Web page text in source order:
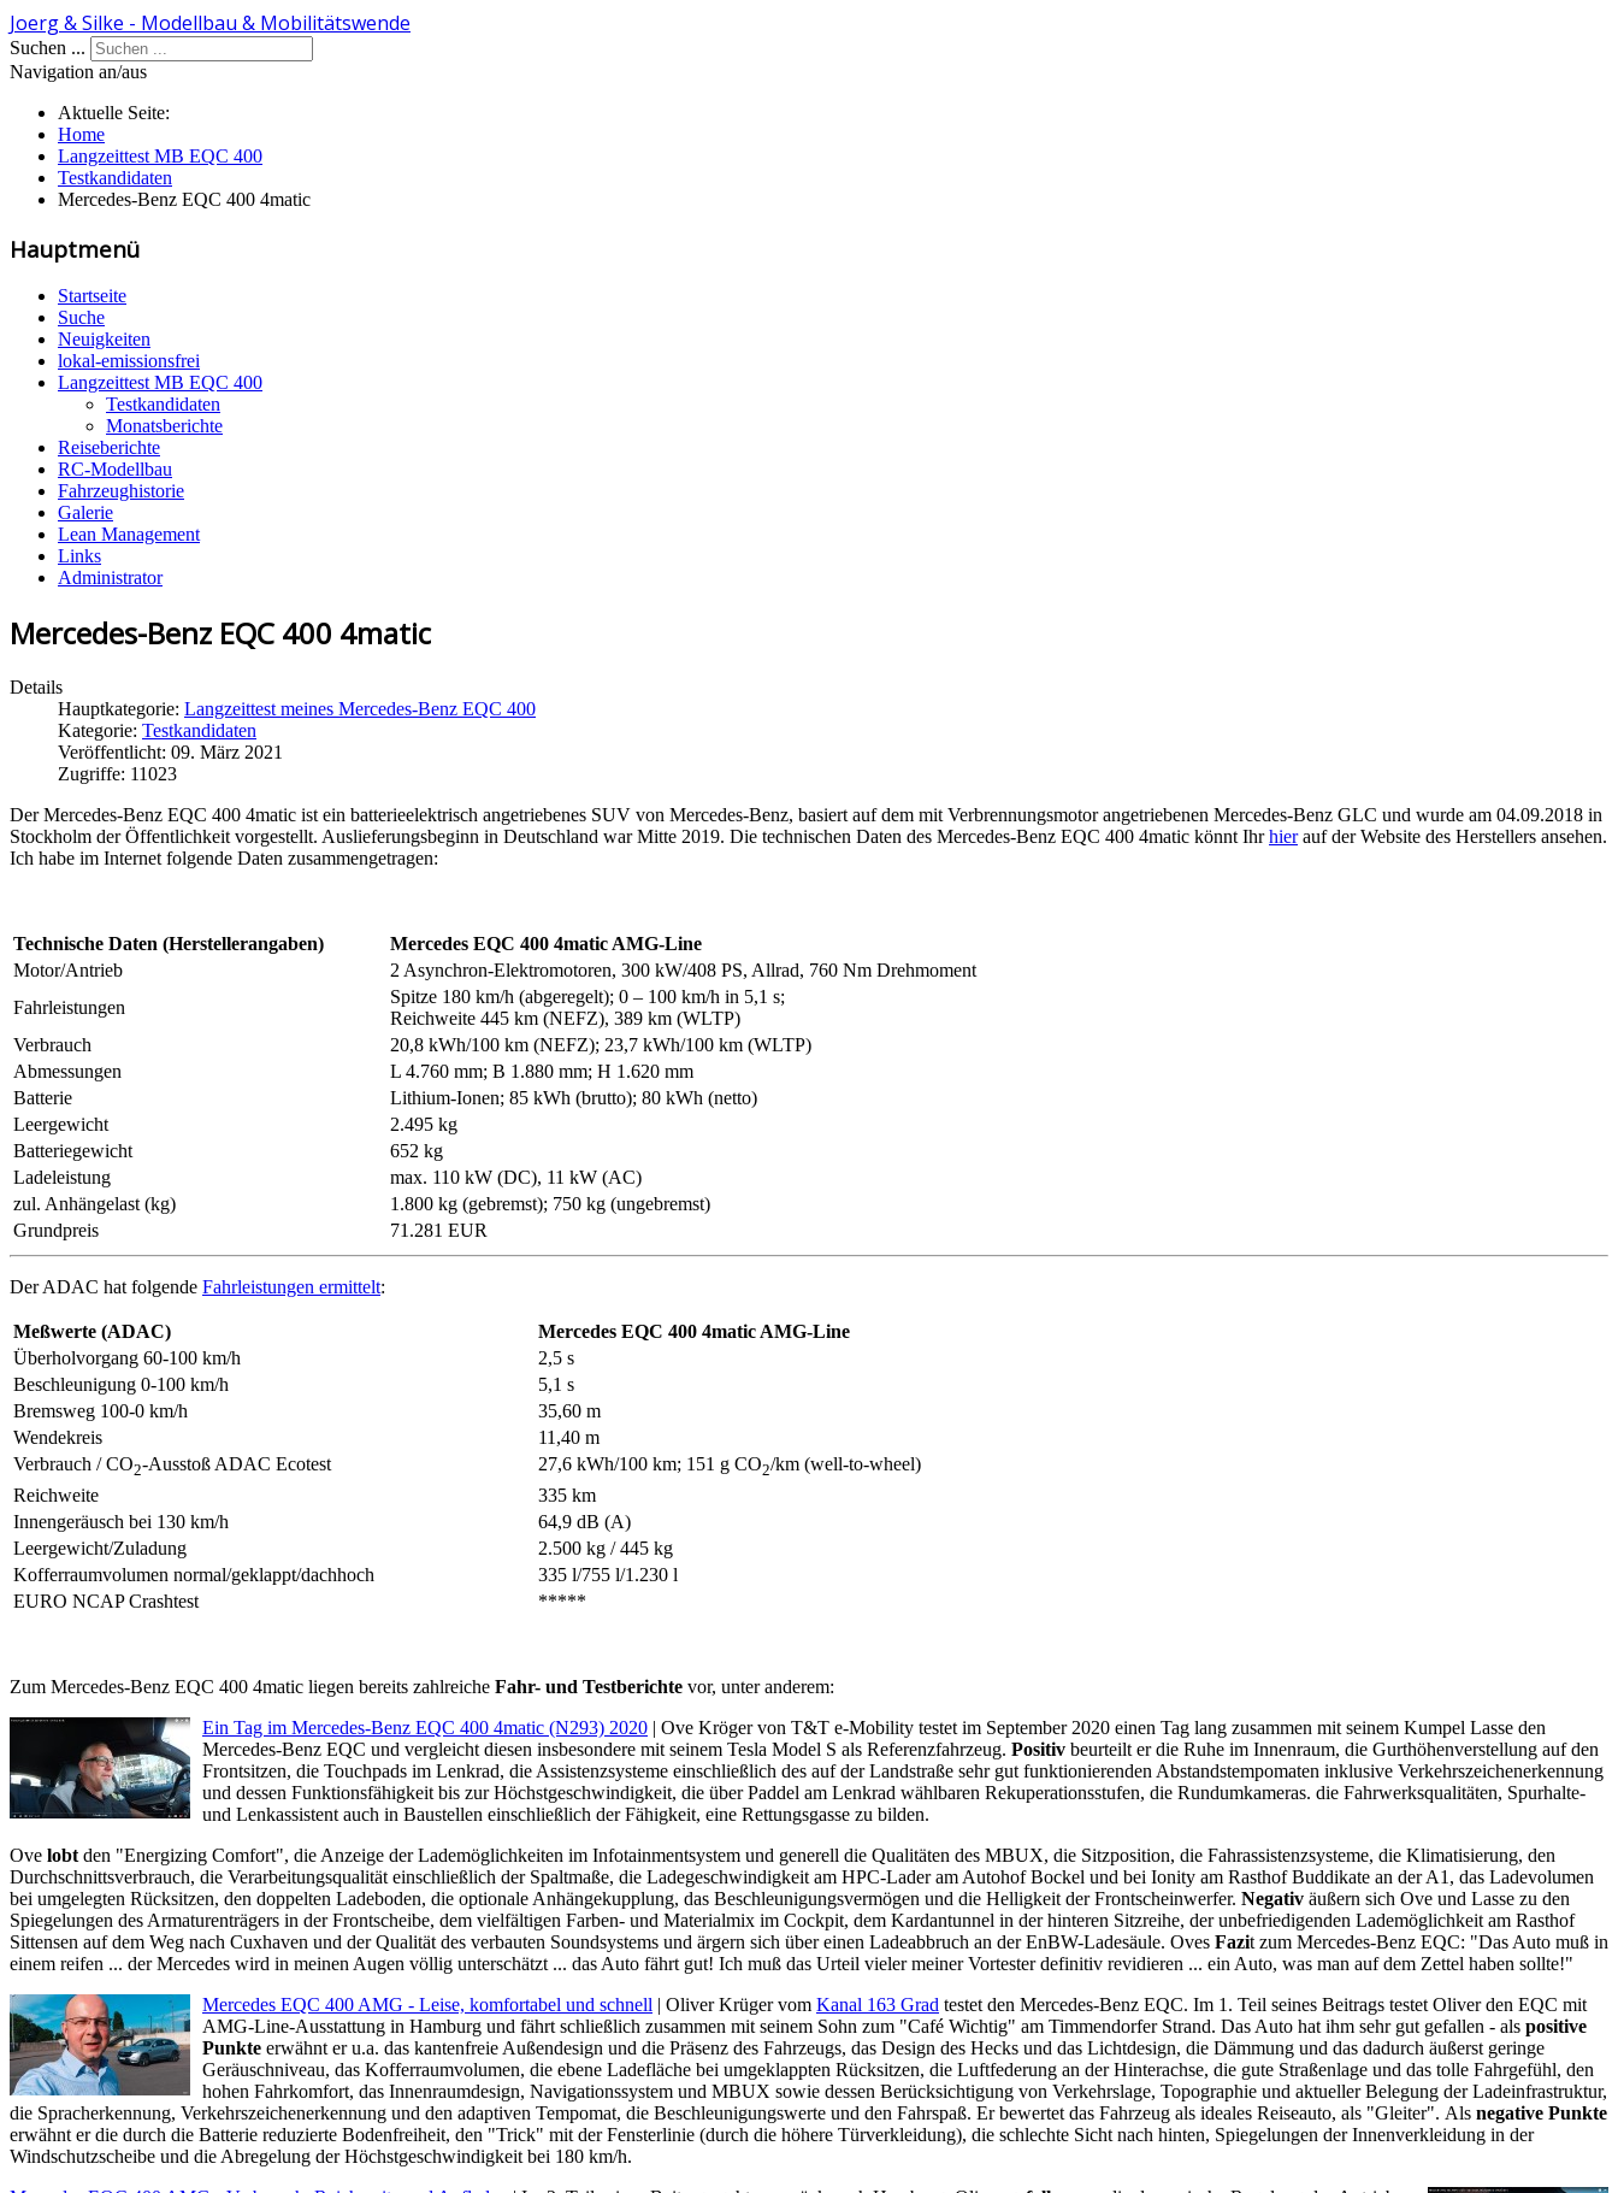
Joerg & Silke - Modellbau & Mobilitätswende
Suchen ...
Navigation an/aus
Aktuelle Seite:
Home
Langzeittest MB EQC 400
Testkandidaten
Mercedes-Benz EQC 400 4matic
Hauptmenü
Startseite
Suche
Neuigkeiten
lokal-emissionsfrei
Langzeittest MB EQC 400
Testkandidaten
Monatsberichte
Reiseberichte
RC-Modellbau
Fahrzeughistorie
Galerie
Lean Management
Links
Administrator
Mercedes-Benz EQC 400 4matic
Details
Hauptkategorie: Langzeittest meines Mercedes-Benz EQC 400
Kategorie: Testkandidaten
Veröffentlicht: 09. März 2021
Zugriffe: 11023
Der Mercedes-Benz EQC 400 4matic ist ein batterieelektrisch angetriebenes SUV von Mercedes-Benz, basiert auf dem mit Verbrennungsmotor angetriebenen Mercedes-Benz GLC und wurde am 04.09.2018 in
Stockholm der Öffentlichkeit vorgestellt. Auslieferungsbeginn in Deutschland war Mitte 2019. Die technischen Daten des Mercedes-Benz EQC 400 4matic könnt Ihrhierauf der Website des Herstellers ansehen.
Ich habe im Internet folgende Daten zusammengetragen:
Technische Daten (Herstellerangaben)
Mercedes EQC 400 4matic AMG-Line
Motor/Antrieb
2 Asynchron-Elektromotoren, 300 kW/408 PS, Allrad, 760 Nm Drehmoment
Fahrleistungen
Spitze 180 km/h (abgeregelt); 0 – 100 km/h in 5,1 s;
Reichweite 445 km (NEFZ), 389 km (WLTP)
Verbrauch
20,8 kWh/100 km (NEFZ); 23,7 kWh/100 km (WLTP)
Abmessungen
L 4.760 mm; B 1.880 mm; H 1.620 mm
Batterie
Lithium-Ionen; 85 kWh (brutto); 80 kWh (netto)
Leergewicht
2.495 kg
Batteriegewicht
652 kg
Ladeleistung
max. 110 kW (DC), 11 kW (AC)
zul. Anhängelast (kg)
1.800 kg (gebremst); 750 kg (ungebremst)
Grundpreis
71.281 EUR
Der ADAC hat folgende Fahrleistungen ermittelt:
Meßwerte (ADAC)
Mercedes EQC 400 4matic AMG-Line
Überholvorgang 60-100 km/h
2,5 s
Beschleunigung 0-100 km/h
5,1 s
Bremsweg 100-0 km/h
35,60 m
Wendekreis
11,40 m
Verbrauch / CO2-Ausstoß ADAC Ecotest 27,6 kWh/100 km; 151 g CO2/km (well-to-wheel)
Reichweite
335 km
Innengeräusch bei 130 km/h
64,9 dB (A)
Leergewicht/Zuladung
2.500 kg / 445 kg
Kofferraumvolumen normal/geklappt/dachhoch
335 l/755 l/1.230 l
EURO NCAP Crashtest
*****
Zum Mercedes-Benz EQC 400 4matic liegen bereits zahlreiche Fahr- und Testberichte vor, unter anderem:
Ein Tag im Mercedes-Benz EQC 400 4matic (N293) 2020 | Ove Kröger von T&T e-Mobility testet im September 2020 einen Tag lang zusammen mit seinem Kumpel Lasse den
Mercedes-Benz EQC und vergleicht diesen insbesondere mit seinem Tesla Model S als Referenzfahrzeug. Positiv beurteilt er die Ruhe im Innenraum, die Gurthöhenverstellung auf den
Frontsitzen, die Touchpads im Lenkrad, die Assistenzsysteme einschließlich des auf der Landstraße sehr gut funktionierenden Abstandstempomaten inklusive Verkehrszeichenerkennung
und dessen Funktionsfähigkeit bis zur Höchstgeschwindigkeit, die über Paddel am Lenkrad wählbaren Rekuperationsstufen, die Rundumkameras. die Fahrwerksqualitäten, Spurhalte-
und Lenkassistent auch in Baustellen einschließlich der Fähigkeit, eine Rettungsgasse zu bilden.
Ove lobt den "Energizing Comfort", die Anzeige der Lademöglichkeiten im Infotainmentsystem und generell die Qualitäten des MBUX, die Sitzposition, die Fahrassistenzsysteme, die Klimatisierung, den
Durchschnittsverbrauch, die Verarbeitungsqualität einschließlich der Spaltmaße, die Ladegeschwindigkeit am HPC-Lader am Autohof Bockel und bei Ionity am Rasthof Buddikate an der A1, das Ladevolumen
bei umgelegten Rücksitzen, den doppelten Ladeboden, die optionale Anhängekupplung, das Beschleunigungsvermögen und die Helligkeit der Frontscheinwerfer. Negativ äußern sich Ove und Lasse zu den
Spiegelungen des Armaturenträgers in der Frontscheibe, dem vielfältigen Farben- und Materialmix im Cockpit, dem Kardantunnel in der hinteren Sitzreihe, der unbefriedigenden Lademöglichkeit am Rasthof
Sittensen auf dem Weg nach Cuxhaven und der Qualität des verbauten Soundsystems und ärgern sich über einen Ladeabbruch an der EnBW-Ladesäule. Oves Fazit zum Mercedes-Benz EQC: "Das Auto muß in
einem reifen ... der Mercedes wird in meinen Augen völlig unterschätzt ... das Auto fährt gut! Ich muß das Urteil vieler meiner Vortester definitiv revidieren ... ein Auto, was man auf dem Zettel haben sollte!"
Mercedes EQC 400 AMG - Leise, komfortabel und schnell | Oliver Krügervom Kanal 163 Grad testet den Mercedes-Benz EQC. Im 1. Teil seines Beitrags testet Oliver den EQC mit
AMG-Line-Ausstattung in Hamburg und fährt schließlich zusammen mit seinem Sohn zum "Café Wichtig" am Timmendorfer Strand. Das Auto hat ihm sehr gut gefallen - als positive
Punkte erwähnt eru.a. das kantenfreie Außendesign und die Präsenz des Fahrzeugs, das Design des Hecks und das Lichtdesign, die Dämmung und das dadurch äußerst geringe
Geräuschniveau, das Kofferraumvolumen, die ebene Ladefläche bei umgeklappten Rücksitzen, die Luftfederung an der Hinterachse, die gute Straßenlage und das tolle Fahrgefühl, den
hohen Fahrkomfort, das Innenraumdesign, Navigationssystem und MBUX sowie dessen Berücksichtigung von Verkehrslage, Topographie und aktueller Belegung der Ladeinfrastruktur,
die Spracherkennung, Verkehrszeichenerkennung und den adaptiven Tempomat, die Beschleunigungswerte und den Fahrspaß. Er bewertet das Fahrzeug als ideales Reiseauto, als "Gleiter". Als negative Punkte
erwähnt er die durch die Batterie reduzierte Bodenfreiheit, den "Trick" mit der Fensterlinie (durch die höhere Türverkleidung), die schlechte Sicht nach hinten, Spiegelungen der Innenverkleidung in der
Windschutzscheibe und die Abregelung der Höchstgeschwindigkeit bei 180 km/h.